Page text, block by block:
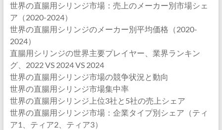
世界の直腸用シリンジ市場：売上のメーカー別市場シェ
ア（2020-2024）
世界の直腸用シリンジのメーカー別平均価格（2020-
2024）
直腸用シリンジの世界主要プレイヤー、業界ランキン
グ、2022 VS 2024 VS 2024
世界の直腸用シリンジ市場の競争状況と動向
世界の直腸用シリンジ市場集中率
世界の直腸用シリンジ上位3社と5社の売上シェア
世界の直腸用シリンジ市場：企業タイプ別シェア（ティ
ア1、ティア2、ティア3）